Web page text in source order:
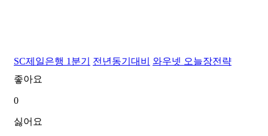
SC제일은행 1분기 전년동기대비 와우넷 오늘장전략
좋아요
0
싫어요